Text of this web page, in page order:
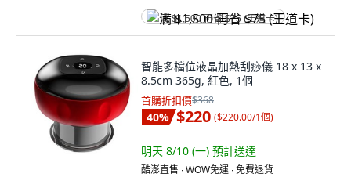
满 $1,500 再省 $75 (王道卡)
智能多檔位液晶加熱刮痧儀 18 x 13 x
8.5cm 365g, 紅色, 1個
首購折扣價$368
40% $220 ($220.00/1個)
明天 8/10 (一) 預計送達
酷澎直售 ∙ WOW免運 ∙ 免費退貨